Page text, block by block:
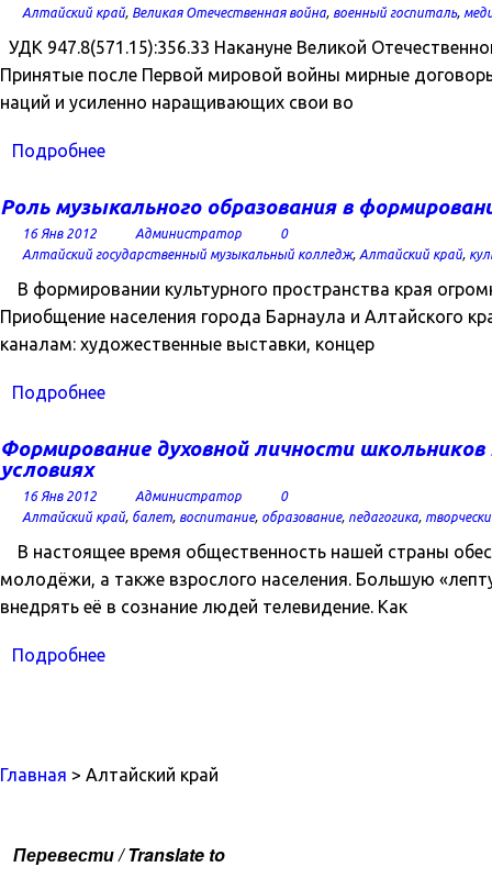
Алтайский край, Великая Отечественная война, военный госпиталь,
УДК 947.8(571.15):356.33 Накануне Великой
Принятые после Первой мировой войны мирные
наций и усиленно наращивающих свои во
Подробнее
Роль музыкального образования в
16 Янв 2012 Администратор
0
Алтайский государственный музыкальный колледж, Алтайский край,
В формировании культурного пространства края
Приобщение населения города Барнаула и Алтайского
каналам: художественные выставки, концер
Подробнее
Формирование духовной личности
условиях
16 Янв 2012 Администратор
0
Алтайский край, балет, воспитание, образование, педагогика,
В настоящее время общественность нашей страны
молодёжи, а также взрослого населения. Большую
внедрять её в сознание людей телевидение. Как
Подробнее
Главная > Алтайский край
Перевести / Translate to